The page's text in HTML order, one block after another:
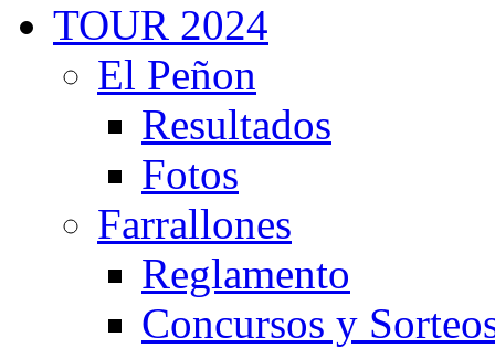
TOUR 2024
El Peñon
Resultados
Fotos
Farrallones
Reglamento
Concursos y